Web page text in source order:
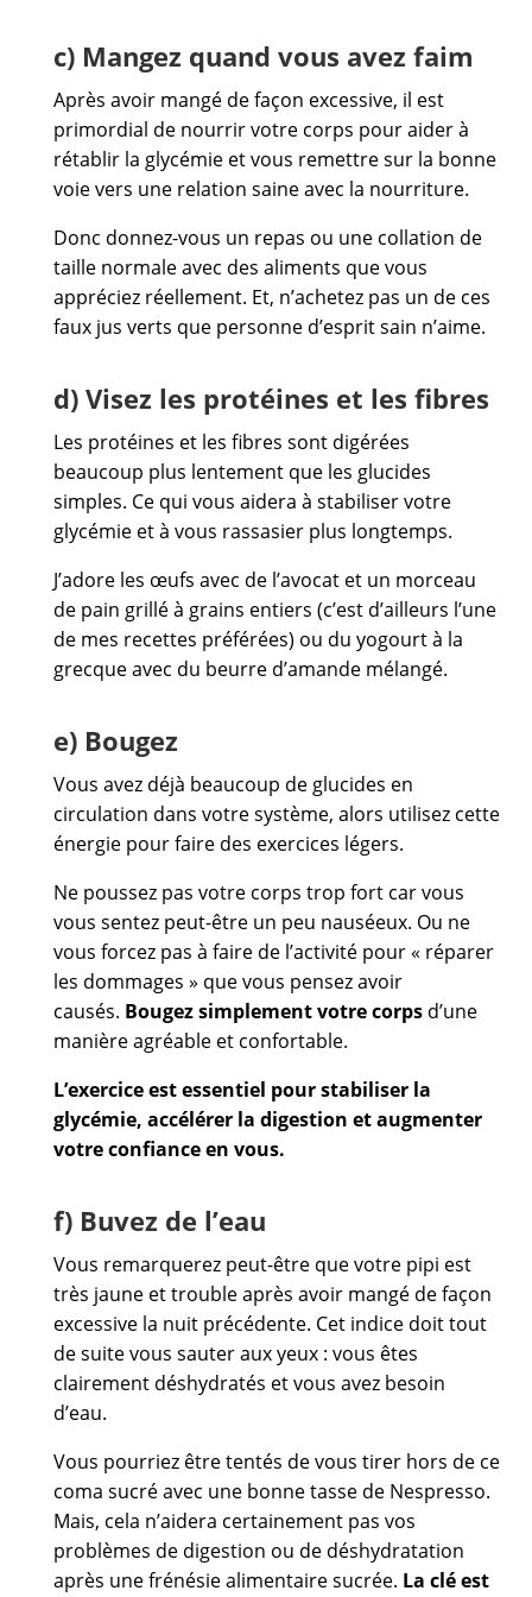
c) Mangez quand vous avez faim
Après avoir mangé de façon excessive, il est
primordial de nourrir votre corps pour aider à
rétablir la glycémie et vous remettre sur la bonne
voie vers une relation saine avec la nourriture.
Donc donnez-vous un repas ou une collation de
taille normale avec des aliments que vous
appréciez réellement. Et, n’achetez pas un de ces
faux jus verts que personne d’esprit sain n’aime.
d) Visez les protéines et les fibres
Les protéines et les fibres sont digérées
beaucoup plus lentement que les glucides
simples. Ce qui vous aidera à stabiliser votre
glycémie et à vous rassasier plus longtemps.
J’adore les œufs avec de l’avocat et un morceau
de pain grillé à grains entiers (c’est d’ailleurs l’une
de mes recettes préférées) ou du yogourt à la
grecque avec du beurre d’amande mélangé.
e) Bougez
Vous avez déjà beaucoup de glucides en
circulation dans votre système, alors utilisez cette
énergie pour faire des exercices légers.
Ne poussez pas votre corps trop fort car vous
vous sentez peut-être un peu nauséeux. Ou ne
vous forcez pas à faire de l’activité pour « réparer
les dommages » que vous pensez avoir
causés. Bougez simplementvotre corpsd’une
manière agréable et confortable.
L’exercice est essentiel pour stabiliser la
glycémie, accélérer la digestion et augmenter
votre confiance en vous.
f) Buvez de l’eau
Vous remarquerez peut-être que votre pipi est
très jaune et trouble après avoir mangé de façon
excessive la nuit précédente. Cet indice doit tout
de suite vous sauter aux yeux : vous êtes
clairement déshydratés et vous avez besoin
d’eau.
Vous pourriez être tentés de vous tirer hors de ce
coma sucré avec une bonne tasse de Nespresso.
Mais, cela n’aidera certainement pas vos
problèmes de digestion ou de déshydratation
après une frénésie alimentaire sucrée. La clé est